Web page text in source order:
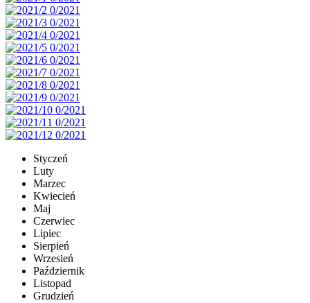
Styczeń
Luty
Marzec
Kwiecień
Maj
Czerwiec
Lipiec
Sierpień
Wrzesień
Październik
Listopad
Grudzień